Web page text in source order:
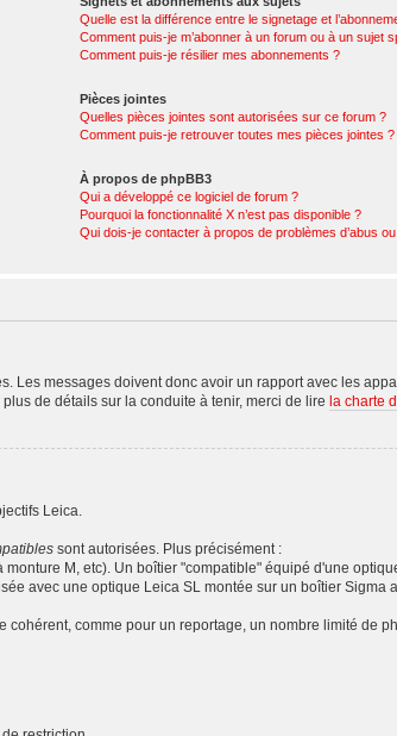
Quelle est la différence entre le signetage et
Comment puis-je m’abonner à un forum ou à un sujet
Comment puis-je résilier mes abonnements ?
Pièces jointes
Quelles pièces jointes sont autorisées sur ce forum ?
Comment puis-je retrouver toutes mes pièces jointes ?
À propos de phpBB3
Qui a développé ce logiciel de forum ?
Pourquoi la fonctionnalité X n’est pas disponible ?
Qui dois-je contacter à propos de problèmes d’abus
Les messages doivent donc avoir un rapport avec les
de détails sur la conduite à tenir, merci de lire la charte
Leica.
sont autorisées. Plus précisément :
M, etc). Un boîtier "compatible" équipé d'une
avec une optique Leica SL montée sur un boîtier Sigma
comme pour un reportage, un nombre limité de